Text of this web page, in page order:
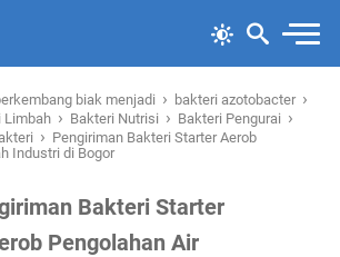
biak menjadi › bakteri azotobacter ›
Limbah › Bakteri Nutrisi › Bakteri Pengurai ›
› Pengiriman Bakteri Starter Aerob
Industri di Bogor
Bakteri Starter
Pengolahan Air